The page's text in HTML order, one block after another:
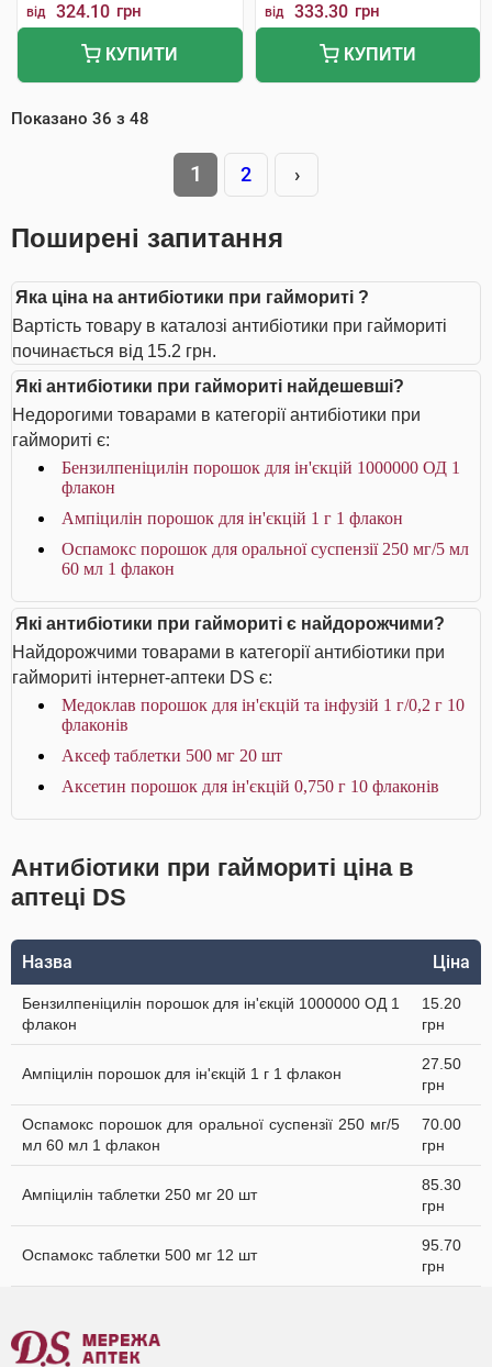
від 324.10 грн
КУПИТИ
від 333.30 грн
КУПИТИ
Показано 36 з 48
1 2 ›
Поширені запитання
Яка ціна на антибіотики при гаймориті ?
Вартість товару в каталозі антибіотики при гаймориті
починається від 15.2 грн.
Які антибіотики при гаймориті найдешевші?
Недорогими товарами в категорії антибіотики при
гаймориті є:
Бензилпеніцилін порошок для ін'єкцій 1000000 ОД 1
флакон
Ампіцилін порошок для ін'єкцій 1 г 1 флакон
Оспамокс порошок для оральної суспензії 250 мг/5 мл
60 мл 1 флакон
Які антибіотики при гаймориті є найдорожчими?
Найдорожчими товарами в категорії антибіотики при
гаймориті інтернет-аптеки DS є:
Медоклав порошок для ін'єкцій та інфузій 1 г/0,2 г 10
флаконів
Аксеф таблетки 500 мг 20 шт
Аксетин порошок для ін'єкцій 0,750 г 10 флаконів
Антибіотики при гаймориті ціна в
аптеці DS
Назва Ціна
Бензилпеніцилін порошок для ін'єкцій 1000000 ОД 1
флакон
15.20
грн
Ампіцилін порошок для ін'єкцій 1 г 1 флакон
27.50
грн
Оспамокс порошок для оральної суспензії 250 мг/5
мл 60 мл 1 флакон
70.00
грн
Ампіцилін таблетки 250 мг 20 шт
85.30
грн
Оспамокс таблетки 500 мг 12 шт
95.70
грн